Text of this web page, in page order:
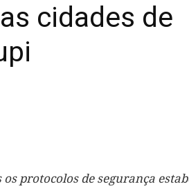
cidades de
protocolos de segurança